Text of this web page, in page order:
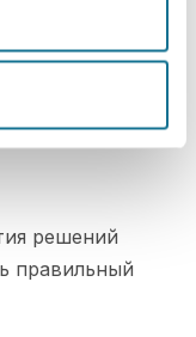
их
тела.
решений
правильный